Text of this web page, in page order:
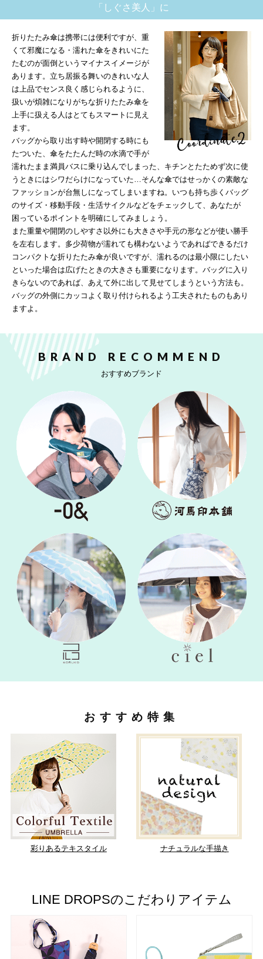
「しぐさ美人」に
折りたたみ傘は携帯には便利ですが、重
くて邪魔になる・濡れた傘をきれいにた
たむのが面倒というマイナスイメージが
あります。立ち居振る舞いのきれいな人
は上品でセンス良く感じられるように、
扱いが煩雑になりがちな折りたたみ傘を
上手に扱える人はとてもスマートに見え
ます。
バッグから取り出す時や開閉する時にも
たついた、傘をたたんだ時の水滴で手が
濡れたまま満員バスに乗り込んでしまった、キチンとたためず次に使
うときにはシワだらけになっていた…そんな傘ではせっかくの素敵な
ファッションが台無しになってしまいますね。いつも持ち歩くバッグ
のサイズ・移動手段・生活サイクルなどをチェックして、あなたが
困っているポイントを明確にしてみましょう。
また重量や開閉のしやすさ以外にも大きさや手元の形などが使い勝手
を左右します。多少荷物が濡れても構わないようであればできるだけ
コンパクトな折りたたみ傘が良いですが、濡れるのは最小限にしたい
といった場合は広げたときの大きさも重要になります。バッグに入り
きらないのであれば、あえて外に出して見せてしまうという方法も。
バッグの外側にカッコよく取り付けられるよう工夫されたものもあり
ますよ。
BRAND RECOMMEND
おすすめブランド
おすすめ特集
彩りあるテキスタイル ナチュラルな手描き
LINE DROPSのこだわりアイテム